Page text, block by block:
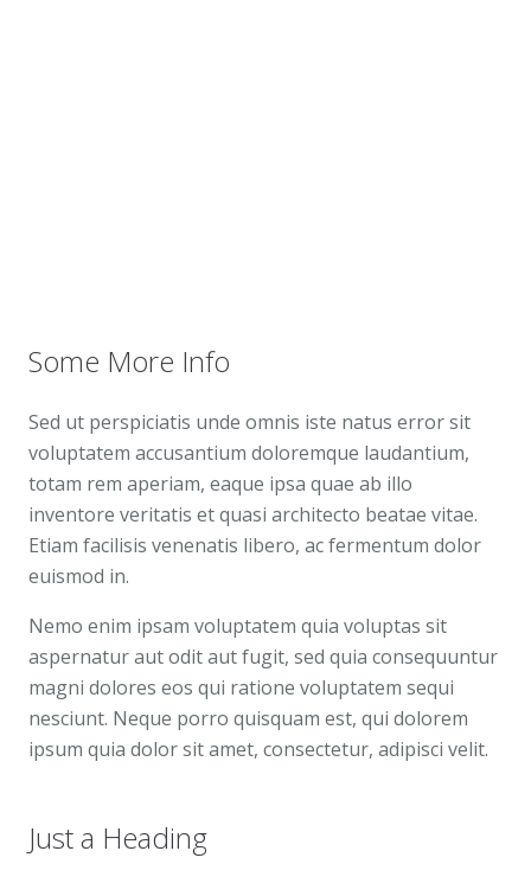
Some More Info
Sed ut perspiciatis unde omnis iste natus error sit
voluptatem accusantium doloremque laudantium,
totam rem aperiam, eaque ipsa quae ab illo
inventore veritatis et quasi architecto beatae vitae.
Etiam facilisis venenatis libero, ac fermentum dolor
euismod in.
Nemo enim ipsam voluptatem quia voluptas sit
aspernatur aut odit aut fugit, sed quia consequuntur
magni dolores eos qui ratione voluptatem sequi
nesciunt. Neque porro quisquam est, qui dolorem
ipsum quia dolor sit amet, consectetur, adipisci velit.
Just a Heading